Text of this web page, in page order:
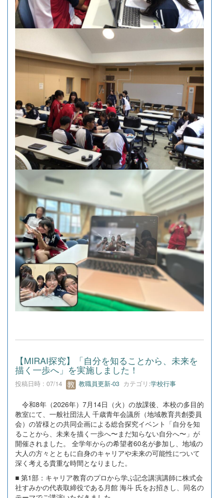
【MIRAI探究】「自分を知ることから、未来を
描く一歩へ」を実施しました！
投稿日時 : 07/14 教職員更新-03 カテゴリ:学校行事
令和8年（2026年）7月14日（火）の放課後、本校の多目的
教室にて、一般社団法人 千歳青年会議所（地域教育共創委員
会）の皆様との共同企画による総合探究イベント「自分を知
ることから、未来を描く一歩へ〜まだ知らない自分へ〜」が
開催されました。 全学年からの希望者60名が参加し、地域の
大人の方々とともに自身のキャリアや未来の可能性について
深く考える貴重な時間となりました。
■ 第1部：キャリア教育のプロから学ぶ記念講演講師に株式会
社すみかの代表取締役である月館 海斗 氏をお招きし、同名の